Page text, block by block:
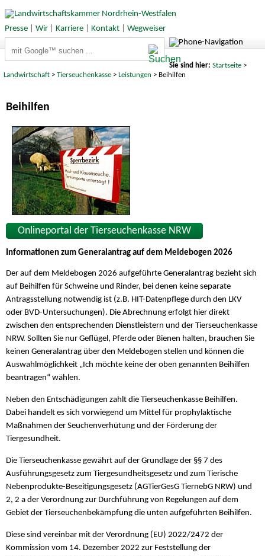
Presse| Wir| Karriere| Kontakt| Wegweiser
Sie sind hier: Startseite>
Landwirtschaft >Tierseuchenkasse >Leistungen > Beihilfen
Beihilfen
Onlineportal der Tierseuchenkasse NRW
Informationen zum Generalantrag auf dem Meldebogen 2026
Der auf dem Meldebogen 2026 aufgeführte Generalantrag bezieht sich
auf Beihilfen für Schweine und Rinder, bei denen keine separate
Antragsstellung notwendig ist (z.B. HIT-Datenpflege durch den LKV
oder BVD-Untersuchungen). Die Abrechnung erfolgt hier direkt
zwischen den entsprechenden Dienstleistern und der Tierseuchenkasse
NRW. Sollten Sie nur Geflügel, Pferde oder Bienen halten, brauchen Sie
keinen Generalantrag über den Meldebogen stellen und können die
Auswahlmöglichkeit „Ich möchte keine der oben genannten Beihilfen
beantragen“ wählen.
Neben den Entschädigungen zahlt die Tierseuchenkasse Beihilfen.
Dabei handelt es sich vorwiegend um Mittel für prophylaktische
Maßnahmen der Seuchenverhütung und der Förderung der
Tiergesundheit.
Die Tierseuchenkasse gewährt auf der Grundlage der §§ 7 des
Ausführungsgesetz zum Tiergesundheitsgesetz und zum Tierische
Nebenprodukte-Beseitigungsgesetz (AGTierGesG TiernebG NRW) und
2, 2 a der Verordnung zur Durchführung von Regelungen auf dem
Gebiet der Tierseuchenbekämpfung die unten aufgeführten Beihilfen.
Diese sind vereinbar mit der Verordnung (EU) 2022/2472 der
Kommission vom 14. Dezember 2022 zur Feststellung der